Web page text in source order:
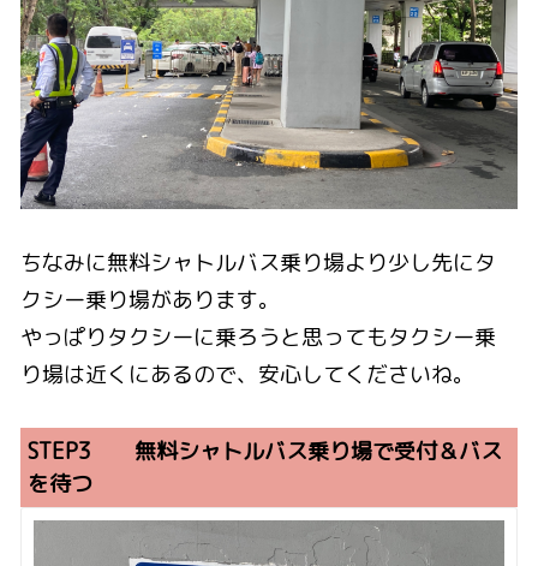
ちなみに無料シャトルバス乗り場より少し先にタ
クシー乗り場があります。
やっぱりタクシーに乗ろうと思ってもタクシー乗
り場は近くにあるので、安心してくださいね。
STEP3 無料シャトルバス乗り場で受付＆バス
を待つ